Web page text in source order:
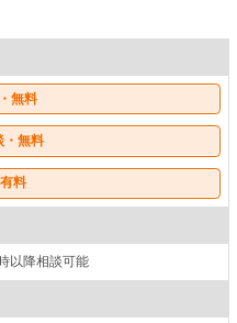
無料
・無料
料
以降相談可能